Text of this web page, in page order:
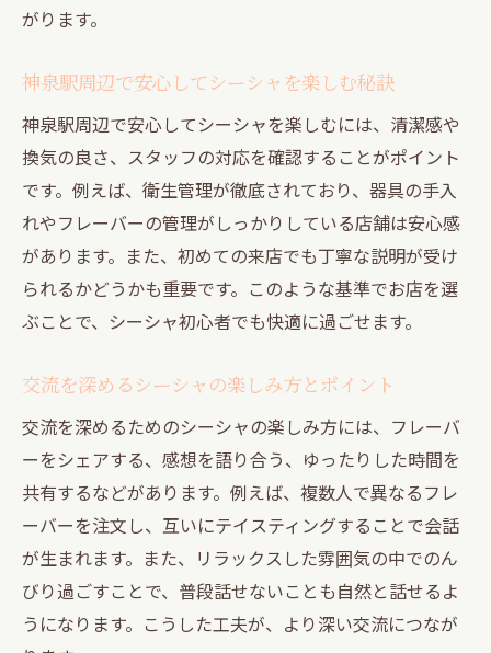
円山町でシーシャを囲む語らいの魅力とは
友人との距離が近づくシーシャ体験の楽し
み方
円山町でリラックスできるシーシャ空間の
選び方
シーシャと共に特別なひとときを過ごす方
法
円山町で交流を深めるシーシャスポットの
シーシャ初心者でも安心できる交流の場とは
初心者でも楽しめるシーシャ交流スポット
の選び方
シーシャが初めてでも安心なリラックス空
間の特徴
交流しやすいシーシャスポットのポイント
がります。
神泉駅周辺で安心してシーシャを楽しむ秘訣
神泉駅周辺で安心してシーシャを楽しむには、清潔感や
換気の良さ、スタッフの対応を確認することがポイント
です。例えば、衛生管理が徹底されており、器具の手入
れやフレーバーの管理がしっかりしている店舗は安心感
があります。また、初めての来店でも丁寧な説明が受け
られるかどうかも重要です。このような基準でお店を選
ぶことで、シーシャ初心者でも快適に過ごせます。
交流を深めるシーシャの楽しみ方とポイント
交流を深めるためのシーシャの楽しみ方には、フレーバ
ーをシェアする、感想を語り合う、ゆったりした時間を
共有するなどがあります。例えば、複数人で異なるフレ
ーバーを注文し、互いにテイスティングすることで会話
が生まれます。また、リラックスした雰囲気の中でのん
びり過ごすことで、普段話せないことも自然と話せるよ
うになります。こうした工夫が、より深い交流につなが